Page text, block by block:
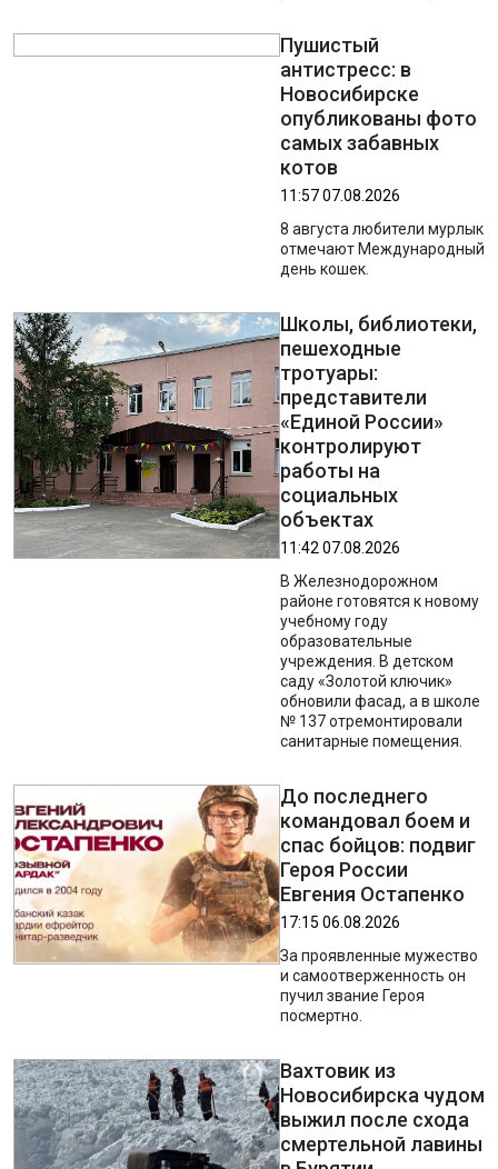
Пушистый
антистресс: в
Новосибирске
опубликованы фото
самых забавных
котов
11:57 07.08.2026
8 августа любители мурлык
отмечают Международный
день кошек.
Школы, библиотеки,
пешеходные
тротуары:
представители
«Единой России»
контролируют
работы на
социальных
объектах
11:42 07.08.2026
В Железнодорожном
районе готовятся к новому
учебному году
образовательные
учреждения. В детском
саду «Золотой ключик»
обновили фасад, а в школе
№ 137 отремонтировали
санитарные помещения.
До последнего
командовал боем и
спас бойцов: подвиг
Героя России
Евгения Остапенко
17:15 06.08.2026
За проявленные мужество
и самоотверженность он
пучил звание Героя
посмертно.
Вахтовик из
Новосибирска чудом
выжил после схода
смертельной лавины